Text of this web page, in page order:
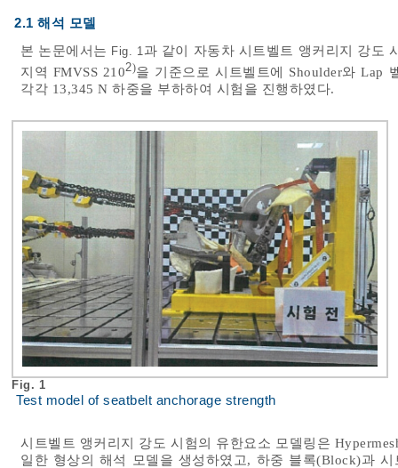
2.1 해석 모델
본 논문에서는 Fig. 1 과 같이 자동차 시트벨트 앵커리지 강도
지역 FMVSS 2102)을 기준으로 시트벨트에 Shoulder와 Lap
각각 13,345 N 하중을 부하하여 시험을 진행하였다.
Fig. 1
Test model of seatbelt anchorage strength
시트벨트 앵커리지 강도 시험의 유한요소 모델링은
일한 형상의 해석 모델을 생성하였고, 하중 블록(Block)과